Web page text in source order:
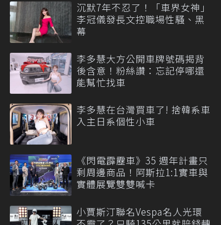
沉默7年不忍了！「車界女神」
李冠儀發長文控職場性騷、黑
幕
李多慧大方公開車牌號碼揭背
後含意！粉絲讚：忘記停哪還
能幫忙找車
李多慧在台灣買車了! 捨韓系車
入主日系個性小車
《閃電霹靂車》35 週年計畫只
剩周邊商品！阿斯拉1:1實車與
實體展覽雙雙喊卡
小賈斯汀聯名Vespa名人光環